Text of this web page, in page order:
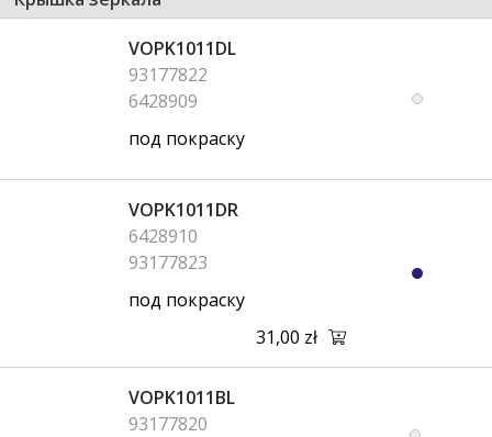
VOPK1011DL
93177822
6428909
под покраску
VOPK1011DR
6428910
93177823
под покраску
31,00 zł
VOPK1011BL
93177820